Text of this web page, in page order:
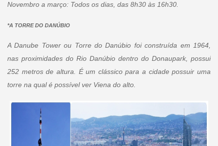
Novembro a março: Todos os dias, das 8h30 às 16h30.
*A TORRE DO DANÚBIO
A Danube Tower ou Torre do Danúbio foi construída em 1964,
nas proximidades do Rio Danúbio dentro do Donaupark, possui
252 metros de altura. É um clássico para a cidade possuir uma
torre na qual é possível ver Viena do alto.